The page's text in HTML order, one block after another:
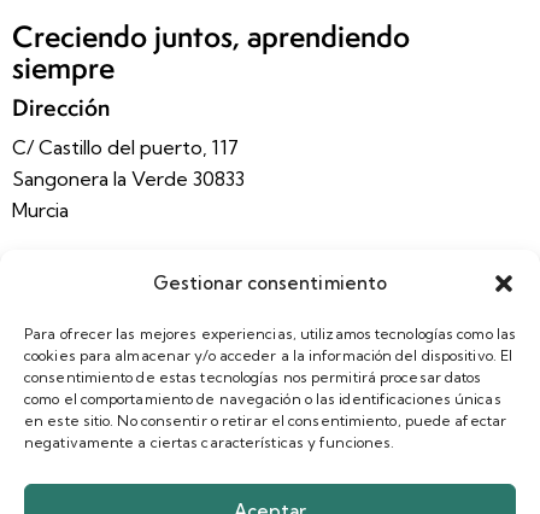
Gestionar consentimiento
Para ofrecer las mejores experiencias, utilizamos tecnologías como las
cookies para almacenar y/o acceder a la información del dispositivo. El
consentimiento de estas tecnologías nos permitirá procesar datos
como el comportamiento de navegación o las identificaciones únicas
en este sitio. No consentir o retirar el consentimiento, puede afectar
negativamente a ciertas características y funciones.
Creciendo juntos, aprendiendo
siempre
Dirección
C/ Castillo del puerto, 117
Sangonera la Verde 30833
Murcia
968 86 97 65
640 53 52 95
Redes Sociales